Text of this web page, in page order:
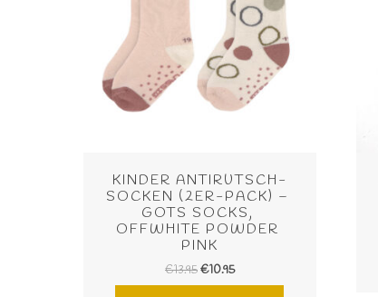
KINDER ANTIRUTSCH-
SOCKEN (2ER-PACK) –
GOTS SOCKS,
OFFWHITE POWDER
PINK
€13.95€10.95